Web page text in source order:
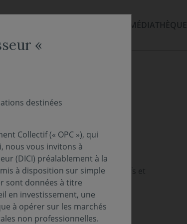
MÉDIATHÈQUE
vos besoins
à différentes classes d’actifs et
dynamique et offensif.
«
destinées
Collectif (« OPC »), qui
nous vous invitons à
(DICI) préalablement à la
à disposition sur simple
sont données à titre
en investissement, une
à opérer sur les marchés
non professionnelles.